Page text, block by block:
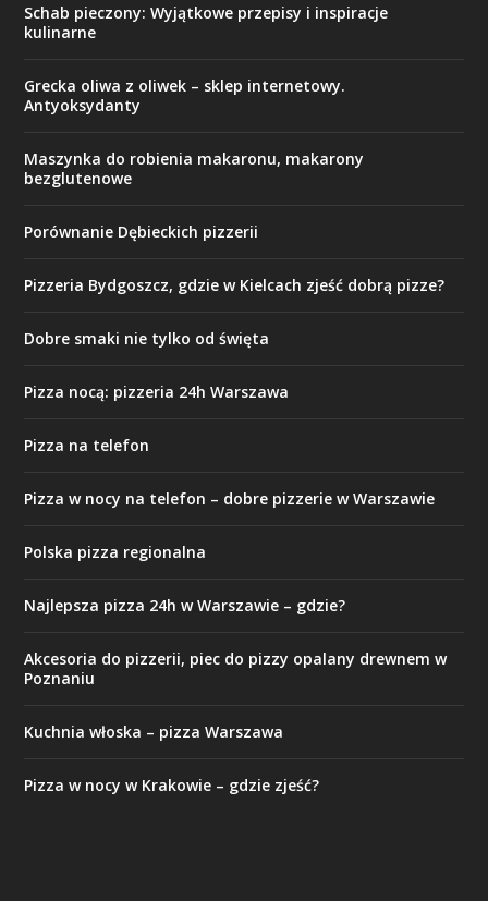
Schab pieczony: Wyjątkowe przepisy i inspiracje
kulinarne
Grecka oliwa z oliwek – sklep internetowy.
Antyoksydanty
Maszynka do robienia makaronu, makarony
bezglutenowe
Porównanie Dębieckich pizzerii
Pizzeria Bydgoszcz, gdzie w Kielcach zjeść dobrą pizze?
Dobre smaki nie tylko od święta
Pizza nocą: pizzeria 24h Warszawa
Pizza na telefon
Pizza w nocy na telefon – dobre pizzerie w Warszawie
Polska pizza regionalna
Najlepsza pizza 24h w Warszawie – gdzie?
Akcesoria do pizzerii, piec do pizzy opalany drewnem w
Poznaniu
Kuchnia włoska – pizza Warszawa
Pizza w nocy w Krakowie – gdzie zjeść?